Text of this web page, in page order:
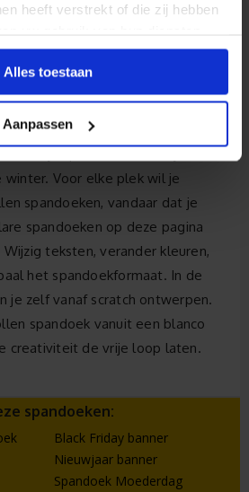
heeft verstrekt of die zij hebben
Alles toestaan
Aanpassen
& nieuw worden veel
meer oliebolkramen
winter. Voor elke plek wil je
spandoeken, vandaar dat je
spandoeken op deze pagina
teksten, verander kleuren,
het spandoekformaat. In de
je zelf vanaf scratch ontwerpen.
spandoek vanuit een blanco
creativiteit de vrije loop laten.
spandoeken:
Black Friday banner
Nieuwjaar banner
Spandoek Moederdag